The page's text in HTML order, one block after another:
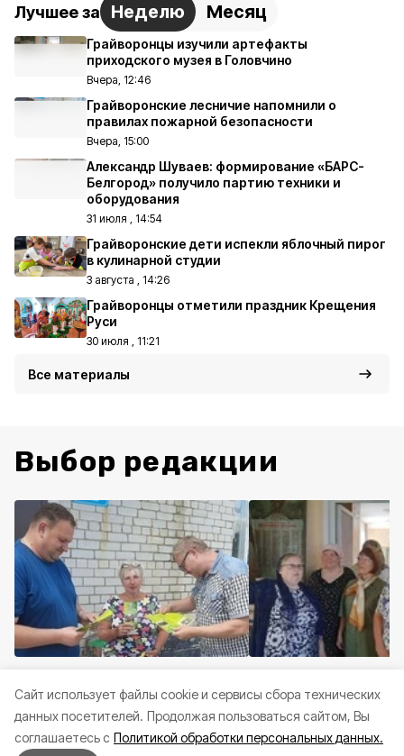
Cайт использует файлы cookie и сервисы сбора технических
данных посетителей. Продолжая пользоваться сайтом, Вы
соглашаетесь с Политикой обработки персональных данных.
Лучшее за Неделю Месяц
Грайворонцы изучили артефакты
приходского музея в Головчино
Вчера, 12:46
Грайворонские лесничие напомнили о
правилах пожарной безопасности
Вчера, 15:00
Александр Шуваев: формирование «БАРС-
Белгород» получило партию техники и
оборудования
31 июля , 14:54
Грайворонские дети испекли яблочный пирог
в кулинарной студии
3 августа , 14:26
Грайворонцы отметили праздник Крещения
Руси
30 июля , 11:21
Все материалы
Выбор редакции
Грайворонские лесничие
напомнили о правилах
пожарной безопасности
Грайворонцы
артефакты
музея в Головчино